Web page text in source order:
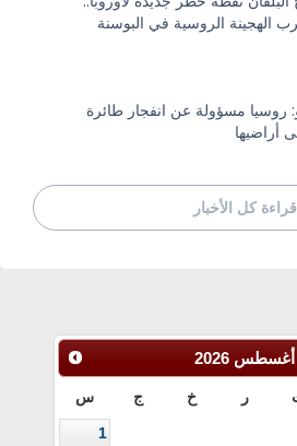
الهجينة الروسية في البوسنة
روسيا مسؤولة عن انفجار طائرة
أراضيها
قراءة كل الأخبار
أغسطس 2026
ر خ ج س
1